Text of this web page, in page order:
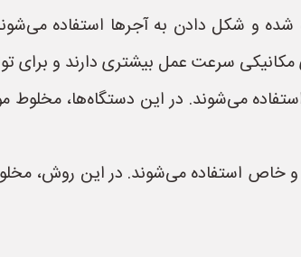
و شکل دادن به آجرها استفاده
سرعت عمل بیشتری دارند و برای
می‌شوند. در این دستگاه‌ها، مخلوط
خاص استفاده می‌شوند. در این روش،